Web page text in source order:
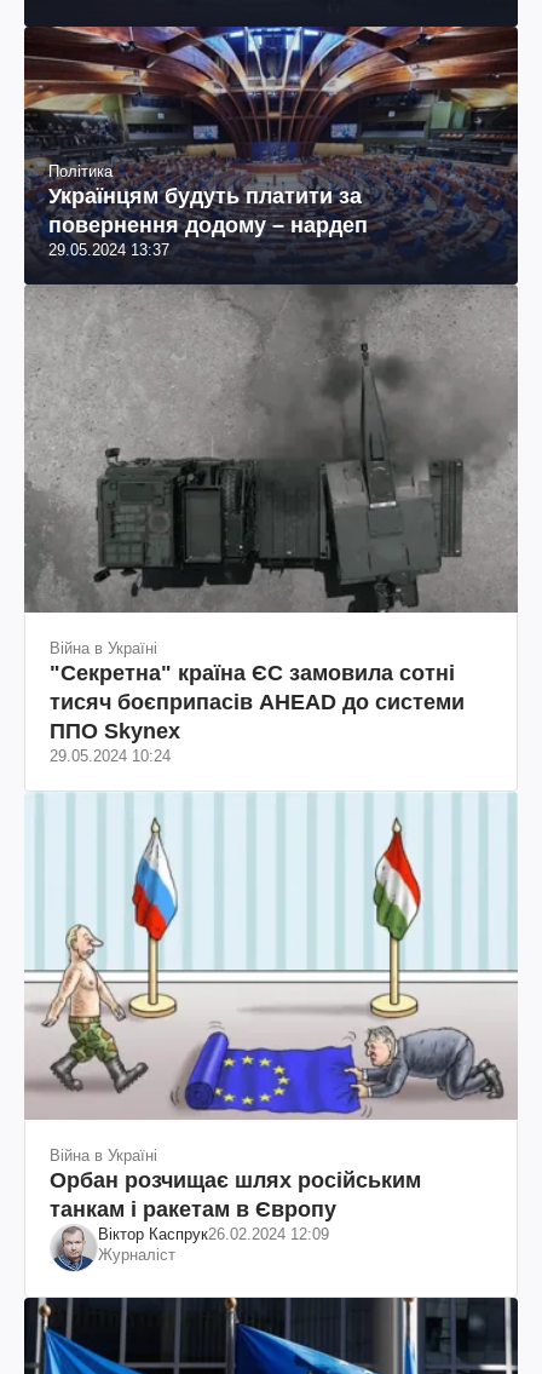
Політика
Українцям будуть платити за
повернення додому – нардеп
29.05.2024 13:37
Війна в Україні
"Секретна" країна ЄС замовила сотні
тисяч боєприпасів AHEAD до системи
ППО Skynex
29.05.2024 10:24
Війна в Україні
Орбан розчищає шлях російським
танкам і ракетам в Європу
Віктор Каспрук26.02.2024 12:09
Журналіст